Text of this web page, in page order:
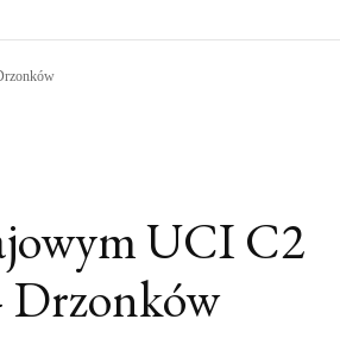
UCI C2
Drzonków